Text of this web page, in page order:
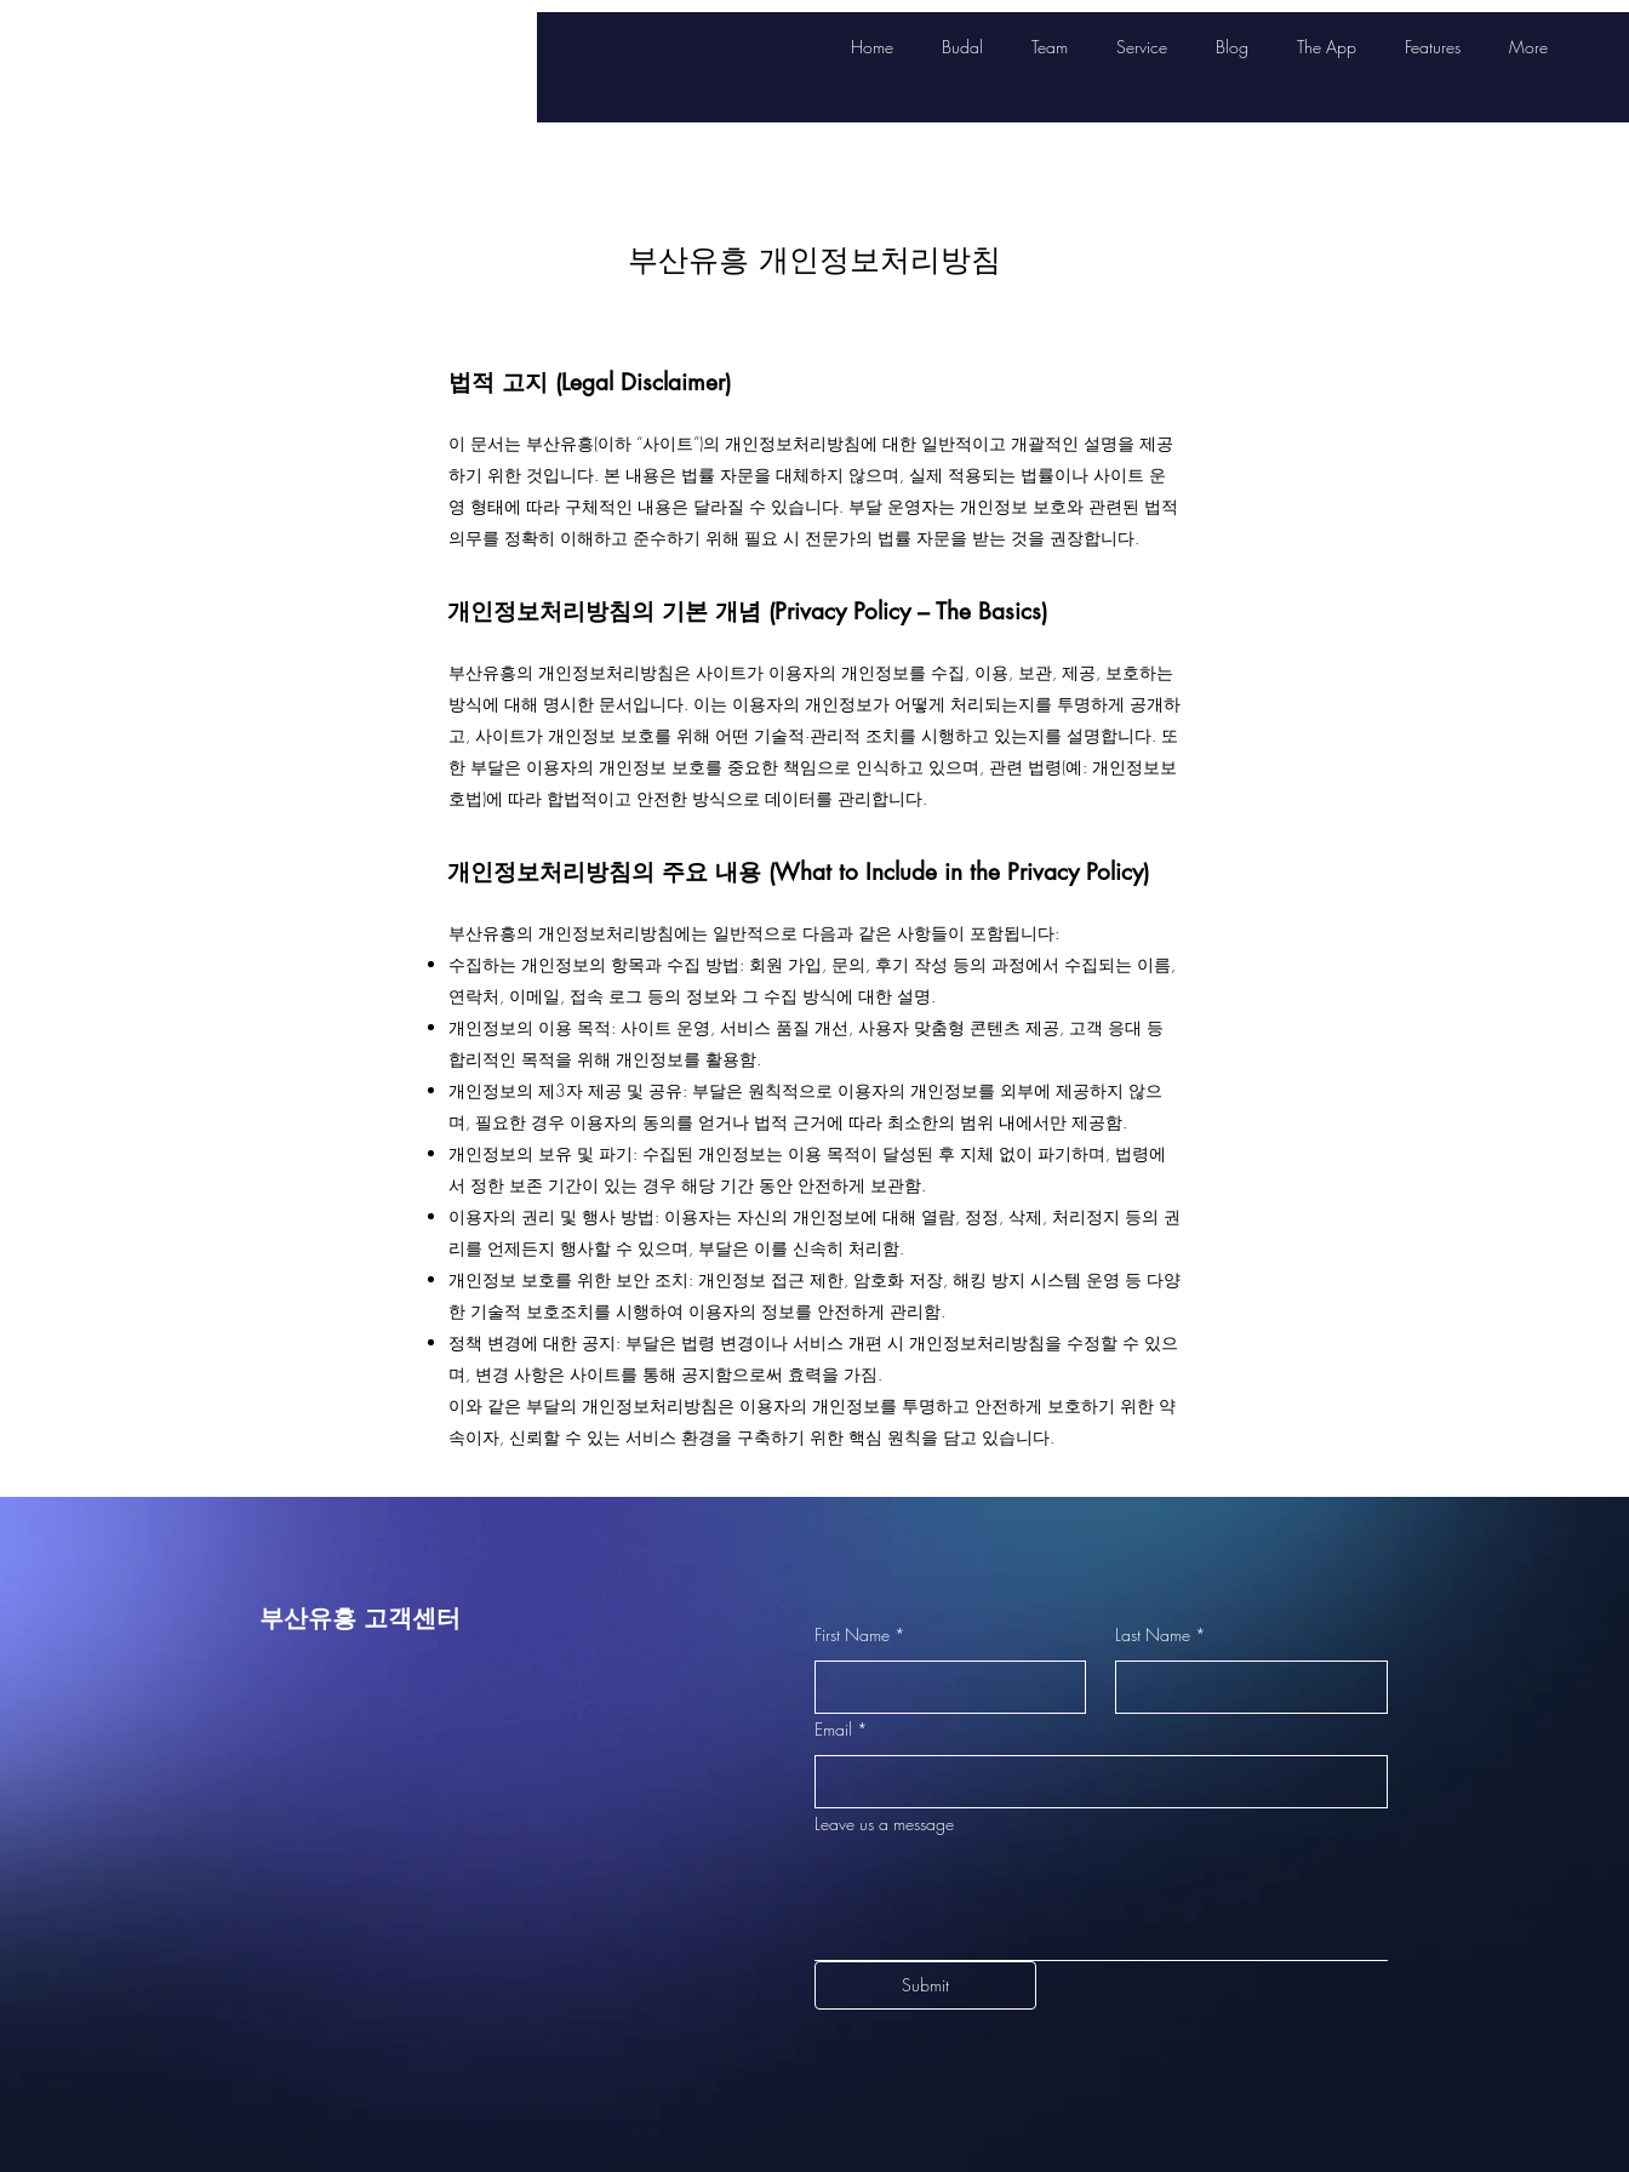
Home Budal Team Service Blog The App Features More
부산유흥 개인정보처리방침
법적 고지 (Legal Disclaimer)
이 문서는 부산유흥(이하 “사이트”)의 개인정보처리방침에 대한 일반적이고 개괄적인 설명을 제공
하기 위한 것입니다. 본 내용은 법률 자문을 대체하지 않으며, 실제 적용되는 법률이나 사이트 운
영 형태에 따라 구체적인 내용은 달라질 수 있습니다. 부달 운영자는 개인정보 보호와 관련된 법적
의무를 정확히 이해하고 준수하기 위해 필요 시 전문가의 법률 자문을 받는 것을 권장합니다.
개인정보처리방침의 기본 개념 (Privacy Policy – The Basics)
부산유흥의 개인정보처리방침은 사이트가 이용자의 개인정보를 수집, 이용, 보관, 제공, 보호하는
방식에 대해 명시한 문서입니다. 이는 이용자의 개인정보가 어떻게 처리되는지를 투명하게 공개하
고, 사이트가 개인정보 보호를 위해 어떤 기술적·관리적 조치를 시행하고 있는지를 설명합니다. 또
한 부달은 이용자의 개인정보 보호를 중요한 책임으로 인식하고 있으며, 관련 법령(예: 개인정보보
호법)에 따라 합법적이고 안전한 방식으로 데이터를 관리합니다.
개인정보처리방침의 주요 내용 (What to Include in the Privacy Policy)
부산유흥의 개인정보처리방침에는 일반적으로 다음과 같은 사항들이 포함됩니다:
수집하는 개인정보의 항목과 수집 방법: 회원 가입, 문의, 후기 작성 등의 과정에서 수집되는 이름,
연락처, 이메일, 접속 로그 등의 정보와 그 수집 방식에 대한 설명.
개인정보의 이용 목적: 사이트 운영, 서비스 품질 개선, 사용자 맞춤형 콘텐츠 제공, 고객 응대 등
합리적인 목적을 위해 개인정보를 활용함.
개인정보의 제3자 제공 및 공유: 부달은 원칙적으로 이용자의 개인정보를 외부에 제공하지 않으
며, 필요한 경우 이용자의 동의를 얻거나 법적 근거에 따라 최소한의 범위 내에서만 제공함.
개인정보의 보유 및 파기: 수집된 개인정보는 이용 목적이 달성된 후 지체 없이 파기하며, 법령에
서 정한 보존 기간이 있는 경우 해당 기간 동안 안전하게 보관함.
이용자의 권리 및 행사 방법: 이용자는 자신의 개인정보에 대해 열람, 정정, 삭제, 처리정지 등의 권
리를 언제든지 행사할 수 있으며, 부달은 이를 신속히 처리함.
개인정보 보호를 위한 보안 조치: 개인정보 접근 제한, 암호화 저장, 해킹 방지 시스템 운영 등 다양
한 기술적 보호조치를 시행하여 이용자의 정보를 안전하게 관리함.
정책 변경에 대한 공지: 부달은 법령 변경이나 서비스 개편 시 개인정보처리방침을 수정할 수 있으
며, 변경 사항은 사이트를 통해 공지함으로써 효력을 가짐.
이와 같은 부달의 개인정보처리방침은 이용자의 개인정보를 투명하고 안전하게 보호하기 위한 약
속이자, 신뢰할 수 있는 서비스 환경을 구축하기 위한 핵심 원칙을 담고 있습니다.
부산유흥 고객센터
First Name * Last Name *
Email *
Leave us a message
Submit